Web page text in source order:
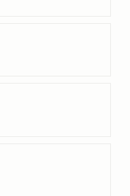
文麿の役割
の成立と近衛／近
／木戸の内大臣就
内の反撃としての原
の世論／有田放送
／参謀総長から陸
武藤と「倒閣工作」
表提出要求／陸相
壊の本質